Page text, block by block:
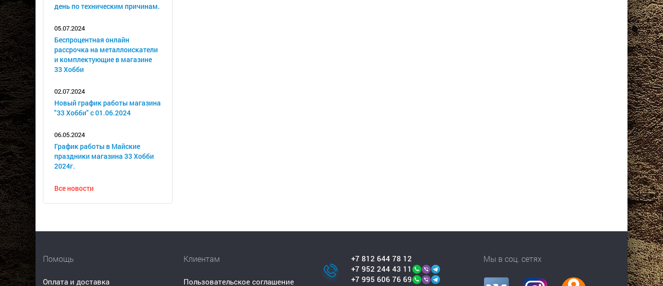
день по техническим причинам.
05.07.2024
Беспроцентная онлайн
рассрочка на металлоискатели
и комплектующие в магазине
33 Хобби
02.07.2024
Новый график работы магазина
"33 Хобби" с 01.06.2024
06.05.2024
График работы в Майские
праздники магазина 33 Хобби
2024г.
Все новости
Помощь
Оплата и доставка
Клиентам
Пользовательское соглашение
+7 812 644 78 12
+7 952 244 43 11
+7 995 606 76 69
Мы в соц. сетях